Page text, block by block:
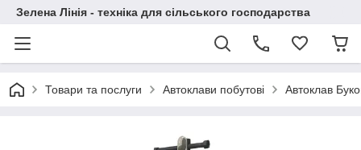
Зелена Лінія - техніка для сільського господарства
Товари та послуги Автоклави побутові Автоклав